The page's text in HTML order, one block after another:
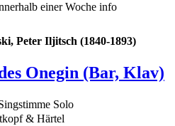
einer Woche info
Peter Iljitsch (1840-1893)
Onegin (Bar, Klav)
Solo
& Härtel